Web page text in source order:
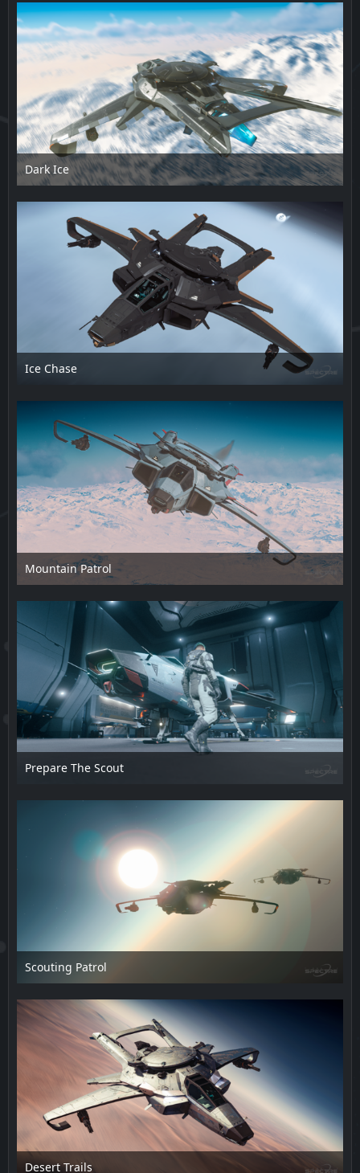
Dark Ice
12. Februar 2025 um 16:26
1
Ice Chase
12. Februar 2025 um 16:26
Mountain Patrol
12. Februar 2025 um 16:26
Prepare The Scout
Scouting Patrol
12. Februar 2025 um 16:26
Desert Trails